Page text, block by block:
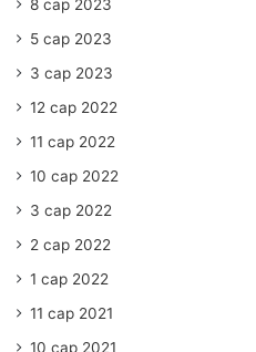
8 сар 2023
5 сар 2023
3 сар 2023
12 сар 2022
11 сар 2022
10 сар 2022
3 сар 2022
2 сар 2022
1 сар 2022
11 сар 2021
10 сар 2021